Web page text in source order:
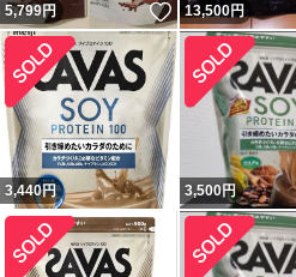
5,799円 いいね！
13,500円
3,440円 3,500円